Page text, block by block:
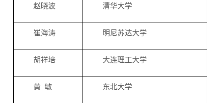
赵晓波 清华大学
崔海涛 明尼苏达大学
胡祥培 大连理工大学
黄 敏 东北大学